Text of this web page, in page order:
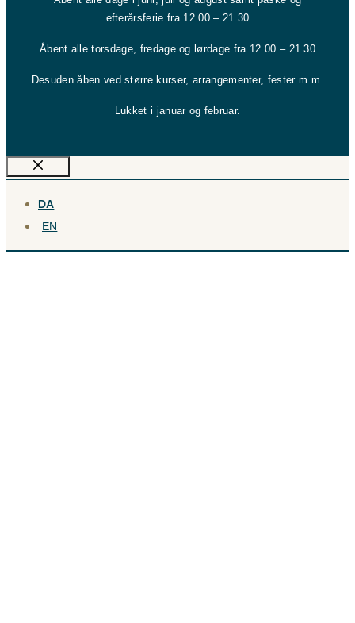
efterårsferie fra 12.00 – 21.30
Åbent alle torsdage, fredage og lørdage fra 12.00 – 21.30
Desuden åben ved større kurser, arrangementer, fester m.m.
Lukket i januar og februar.
Luk
DA
EN